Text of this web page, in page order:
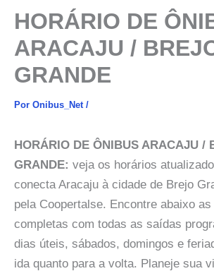
HORÁRIO DE
ARACAJU /
GRANDE
Por Onibus_Net /
HORÁRIO DE ÔNIBUS ARACAJU /
GRANDE: veja os horários
conecta Aracaju à cidade de Brejo
pela Coopertalse. Encontre abaixo as
completas com todas as saídas
dias úteis, sábados, domingos e
ida quanto para a volta. Planeje sua